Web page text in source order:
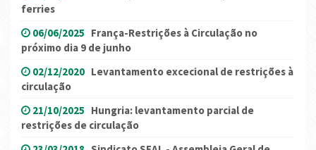
ferries
06/06/2025 França-Restrições à Circulação no
próximo dia 9 de junho
02/12/2020 Levantamento excecional de restrições à
circulação
21/10/2025 Hungria: levantamento parcial de
restrições de circulação